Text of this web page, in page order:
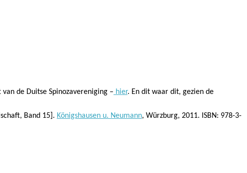
de Duitse Spinozavereniging – hier. En dit waar dit, gezien de
Band 15]. Königshausen u. Neumann, Würzburg, 2011. ISBN: 978-3-